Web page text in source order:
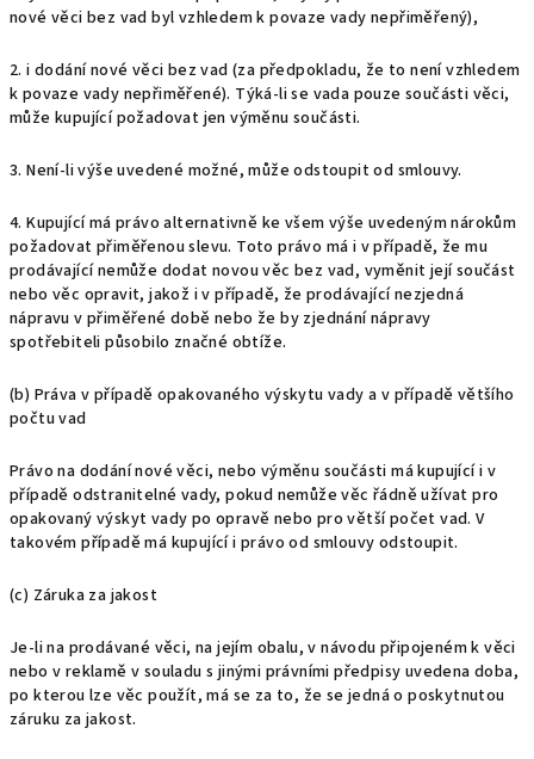
nové věci bez vad byl vzhledem k povaze vady nepřiměřený),
2. i dodání nové věci bez vad (za předpokladu, že to není vzhledem
k povaze vady nepřiměřené). Týká-li se vada pouze součásti věci,
může kupující požadovat jen výměnu součásti.
3. Není-li výše uvedené možné, může odstoupit od smlouvy.
4. Kupující má právo alternativně ke všem výše uvedeným nárokům
požadovat přiměřenou slevu. Toto právo má i v případě, že mu
prodávající nemůže dodat novou věc bez vad, vyměnit její součást
nebo věc opravit, jakož i v případě, že prodávající nezjedná
nápravu v přiměřené době nebo že by zjednání nápravy
spotřebiteli působilo značné obtíže.
(b) Práva v případě opakovaného výskytu vady a v případě většího
počtu vad
Právo na dodání nové věci, nebo výměnu součásti má kupující i v
případě odstranitelné vady, pokud nemůže věc řádně užívat pro
opakovaný výskyt vady po opravě nebo pro větší počet vad. V
takovém případě má kupující i právo od smlouvy odstoupit.
(c) Záruka za jakost
Je-li na prodávané věci, na jejím obalu, v návodu připojeném k věci
nebo v reklamě v souladu s jinými právními předpisy uvedena doba,
po kterou lze věc použít, má se za to, že se jedná o poskytnutou
záruku za jakost.